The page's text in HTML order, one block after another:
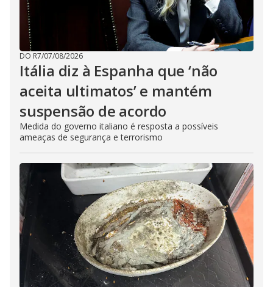
DO R7/07/08/2026
Itália diz à Espanha que ‘não
aceita ultimatos’ e mantém
suspensão de acordo
Medida do governo italiano é resposta a possíveis
ameaças de segurança e terrorismo